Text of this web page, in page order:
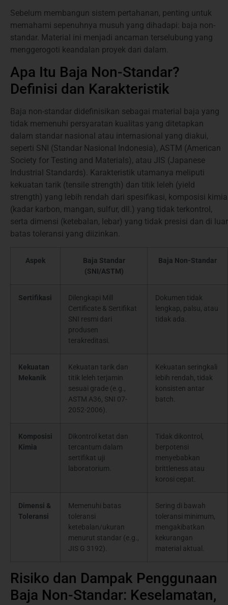
Sebelum membangun sistem pertahanan, penting untuk
memahami sepenuhnya musuh yang dihadapi: baja non-
standar. Material ini menjadi ancaman terselubung yang
menggerogoti keandalan proyek dari dalam.
Apa Itu Baja Non-Standar?
Definisi dan Karakteristik
Baja non-standar didefinisikan sebagai material baja yang
tidak memenuhi persyaratan kualitas yang ditetapkan
dalam standar nasional atau internasional yang diakui,
seperti SNI (Standar Nasional Indonesia), ASTM (American
Society for Testing and Materials), atau JIS (Japanese
Industrial Standards). Karakteristik utamanya meliputi
kekuatan tarik (tensile strength) dan titik leleh (yield
strength) yang lebih rendah dari spesifikasi, komposisi kimia
(kadar karbon, mangan, sulfur, dll.) yang tidak terkontrol,
serta dimensi (ketebalan, lebar) yang tidak presisi dan di luar
batas toleransi yang diizinkan.
Aspek
Baja Standar
(SNI/ASTM)
Baja Non-Standar
Sertifikasi
Dilengkapi Mill
Certificate & Sertifikat
SNI resmi dari
produsen
terakreditasi.
Dokumen tidak
lengkap, palsu, atau
tidak ada.
Kekuatan
Mekanik
Kekuatan tarik dan
titik leleh terjamin
sesuai grade (e.g.,
ASTM A36, SNI 07-
2052-2006).
Kekuatan seringkali
lebih rendah, tidak
konsisten antar
batch.
Komposisi
Kimia
Dikontrol ketat dan
tercantum dalam
sertifikat uji
laboratorium.
Tidak dikontrol,
berpotensi
menyebabkan
brittleness atau
korosi cepat.
Dimensi &
Toleransi
Memenuhi batas
toleransi
ketebalan/ukuran
menurut standar (e.g.,
JIS G 3192).
Sering di bawah
toleransi minimum,
mengakibatkan
kekurangan
material aktual.
Risiko dan Dampak Penggunaan
Baja Non-Standar: Keselamatan,